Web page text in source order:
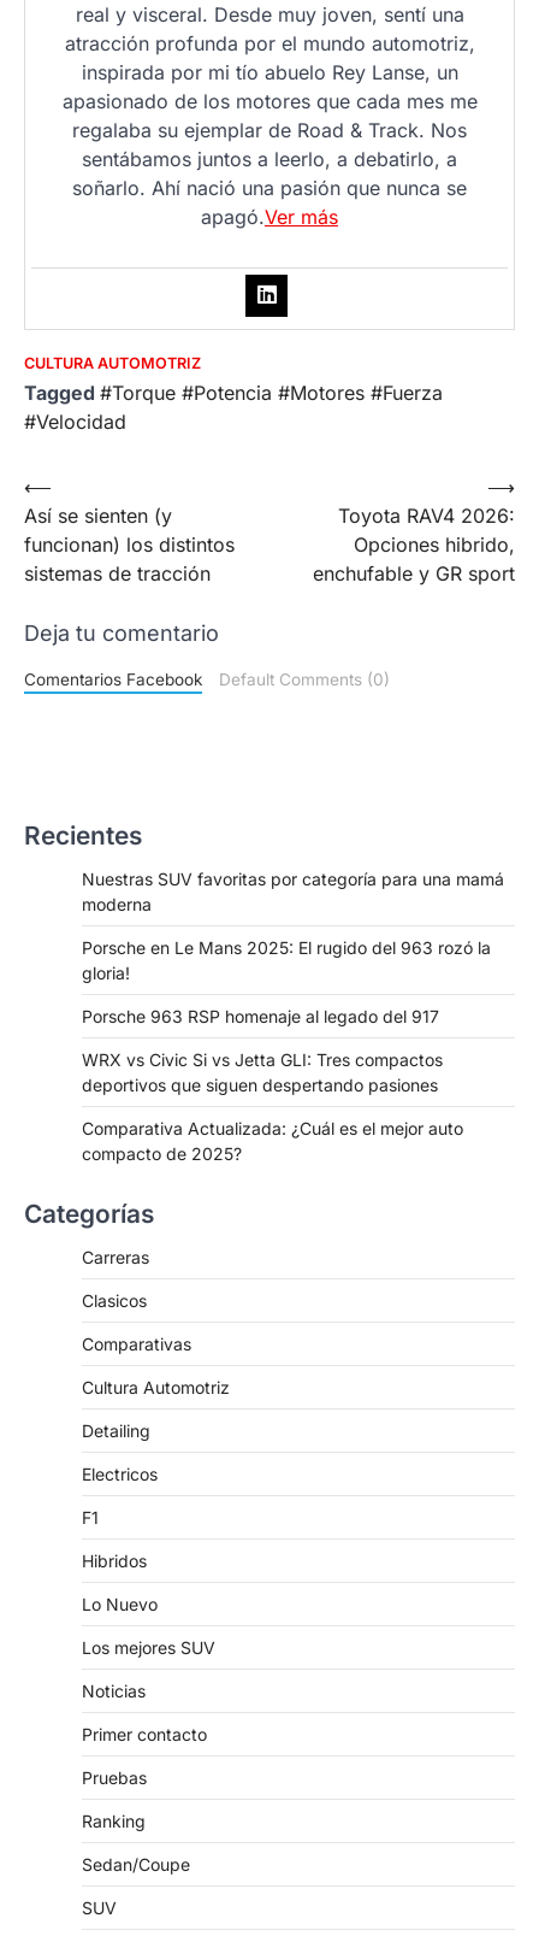
real y visceral. Desde muy joven, sentí una
atracción profunda por el mundo automotriz,
inspirada por mi tío abuelo Rey Lanse, un
apasionado de los motores que cada mes me
regalaba su ejemplar de Road & Track. Nos
sentábamos juntos a leerlo, a debatirlo, a
soñarlo. Ahí nació una pasión que nunca se
apagó.Ver más
CULTURA AUTOMOTRIZ
Tagged #Torque #Potencia #Motores #Fuerza
#Velocidad
Post
navigation
⟵
Así se sienten (y
funcionan) los distintos
sistemas de tracción
Toyota RAV4 2026:
Opciones hibrido,
enchufable y GR sport
⟶
Deja tu comentario
Comentarios Facebook Default Comments (0)
Recientes
Nuestras SUV favoritas por categoría para una mamá
moderna
Porsche en Le Mans 2025: El rugido del 963 rozó la
gloria!
Porsche 963 RSP homenaje al legado del 917
WRX vs Civic Si vs Jetta GLI: Tres compactos
deportivos que siguen despertando pasiones
Comparativa Actualizada: ¿Cuál es el mejor auto
compacto de 2025?
Categorías
Carreras
Clasicos
Comparativas
Cultura Automotriz
Detailing
Electricos
F1
Hibridos
Lo Nuevo
Los mejores SUV
Noticias
Primer contacto
Pruebas
Ranking
Sedan/Coupe
SUV